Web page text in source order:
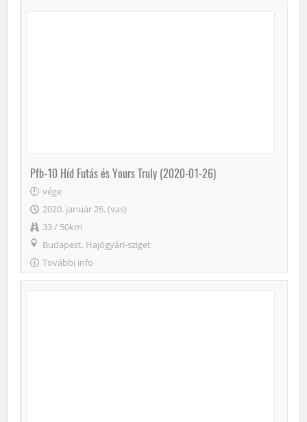
Pfb-10 Híd Futás és Yours Truly (2020-01-26)
vége
2020. január 26. (vas)
33 / 50km
Budapest, Hajógyári-sziget
További info